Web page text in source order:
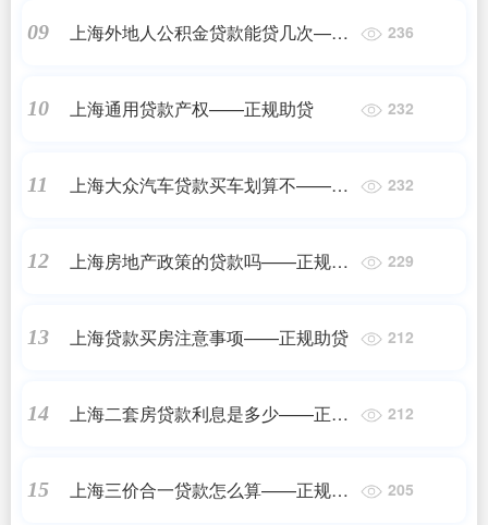
09
上海外地人公积金贷款能贷几次——
236
10 上海通用贷款产权——正规助贷 232
11
上海大众汽车贷款买车划算不——正
232
12
上海房地产政策的贷款吗——正规助
229
13 上海贷款买房注意事项——正规助贷 212
14
上海二套房贷款利息是多少——正规
212
15
上海三价合一贷款怎么算——正规助
205